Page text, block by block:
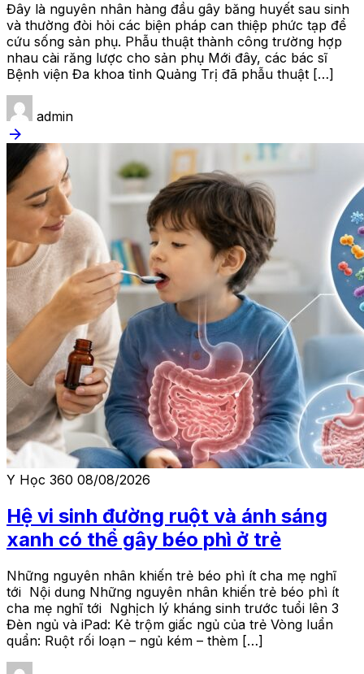
Đây là nguyên nhân hàng đầu gây băng huyết sau sinh
và thường đòi hỏi các biện pháp can thiệp phức tạp để
cứu sống sản phụ. Phẫu thuật thành công trường hợp
nhau cài răng lược cho sản phụ Mới đây, các bác sĩ
Bệnh viện Đa khoa tỉnh Quảng Trị đã phẫu thuật […]
admin
arrow_forward
Y Học 360 08/08/2026
Hệ vi sinh đường ruột và ánh sáng
xanh có thể gây béo phì ở trẻ
Những nguyên nhân khiến trẻ béo phì ít cha mẹ nghĩ
tới Nội dung Những nguyên nhân khiến trẻ béo phì ít
cha mẹ nghĩ tới Nghịch lý kháng sinh trước tuổi lên 3
Đèn ngủ và iPad: Kẻ trộm giấc ngủ của trẻ Vòng luẩn
quẩn: Ruột rối loạn – ngủ kém – thèm […]